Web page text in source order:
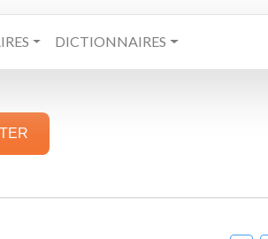
DICTIONNAIRES